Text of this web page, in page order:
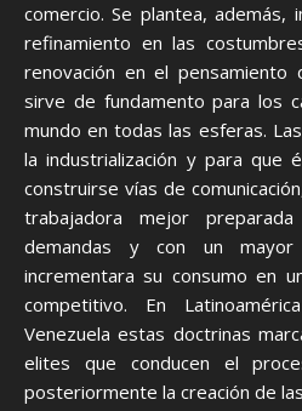
comercio. Se plantea, además,
refinamiento en las
renovación en el
sirve de fundamento para los
mundo en todas las esferas.
la industrialización y para que
construirse vías de
trabajadora mejor
demandas y con un
incrementara su consumo en
competitivo. En
Venezuela estas doctrinas
elites que conducen el
posteriormente la creación de